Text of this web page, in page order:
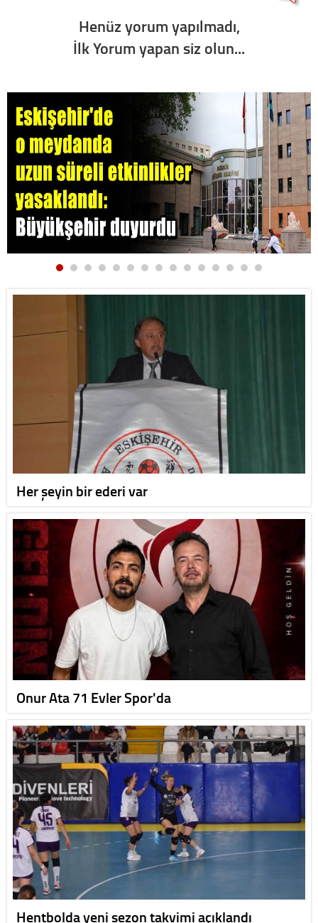
Henüz yorum yapılmadı,
İlk Yorum yapan siz olun...
Her şeyin bir ederi var
Onur Ata 71 Evler Spor'da
Hentbolda yeni sezon takvimi açıklandı